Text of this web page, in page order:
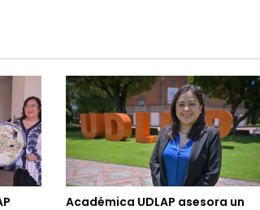
Académica UDLAP asesora un